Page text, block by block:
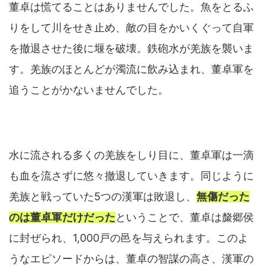
董卓は慌てることはありませんでした。魚をとるふ
りをして川をせき止め、敵の目をかいくぐって自軍
を撤退させた後に堰を破壊。鉄砲水が羌族を襲いま
す。羌族のほとんどが濁流に飲み込まれ、董卓軍を
追うことがかないませんでした。
水に流される多くの羌族をしり目に、董卓軍は一滴
も血を流さずに悠々撤退していきます。同じように
羌族と戦っていた5つの漢軍は敗退し、 無傷だった
のは董卓軍だけだったということで、董卓は斄郷侯
に封ぜられ、1,000戸の邑を与えられます。このよ
うなエピソードからは、董卓の智謀の高さ、漢軍の